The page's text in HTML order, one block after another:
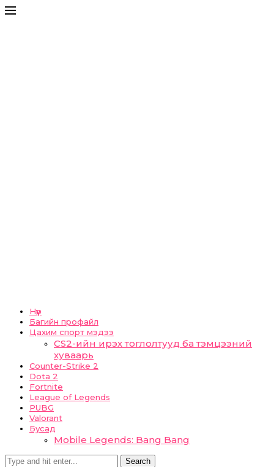
Нүүр
Багийн профайл
Цахим спорт мэдээ
CS2-ийн ирэх тоглолтууд ба тэмцээний
хуваарь
Counter-Strike 2
Dota 2
Fortnite
League of Legends
PUBG
Valorant
Бусад
Mobile Legends: Bang Bang
Search